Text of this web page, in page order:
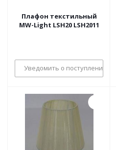
Плафон текстильный
MW-Light LSH20 LSH2011
Уведомить о поступлении